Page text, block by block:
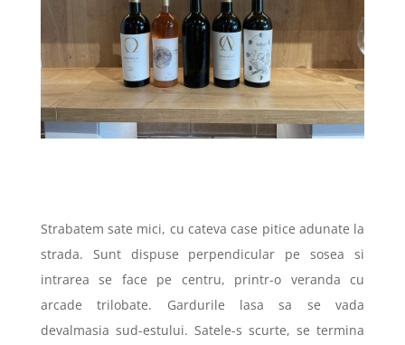
Strabatem sate mici, cu cateva case pitice adunate la
strada. Sunt dispuse perpendicular pe sosea si
intrarea se face pe centru, printr-o veranda cu
arcade trilobate. Gardurile lasa sa se vada
devalmasia sud-estului. Satele-s scurte, se termina